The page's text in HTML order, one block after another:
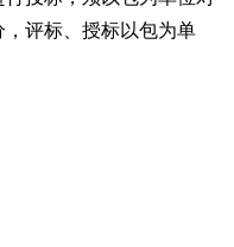
评标、授标以包为单